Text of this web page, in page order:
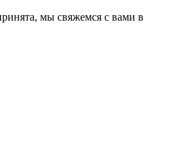
мы свяжемся с вами в